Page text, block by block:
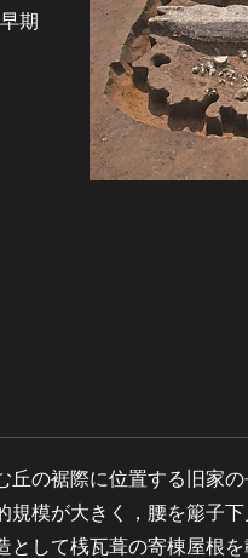
期
丘の裾際に位置する旧家
規模が大きく，腰を簓子
として桟瓦葺の寄棟屋根